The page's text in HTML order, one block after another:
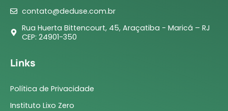
contato@deduse.com.br
Rua Huerta Bittencourt, 45, Araçatiba - Maricá – RJ
CEP: 24901-350
Links
Política de Privacidade
Instituto Lixo Zero